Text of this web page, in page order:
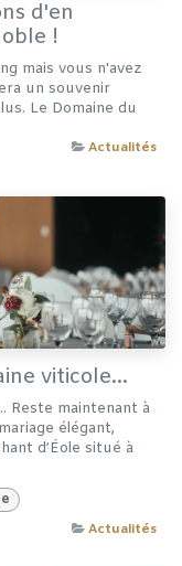
d'en
!
mais vous n'avez
un souvenir
Le Domaine du
Actualités
viticole...
Reste maintenant à
élégant,
d’Éole situé à
Actualités